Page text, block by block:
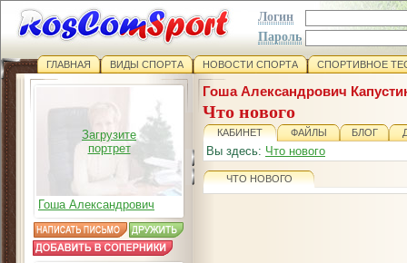
Логин
Пароль
ГЛАВНАЯ ВИДЫ СПОРТА НОВОСТИ СПОРТА СПОРТИВНОЕ
Загрузите
портрет
Гоша Александрович
Гоша Александрович
Что нового
КАБИНЕТ ФАЙЛЫ БЛОГ
Вы здесь: Что нового
ЧТО НОВОГО